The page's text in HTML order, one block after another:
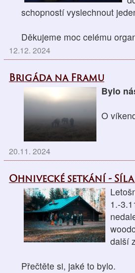
schopností vyslechnout
Děkujeme moc celému
12.12. 2024
Brigáda na Framu
Bylo
O
20.11. 2024
Ohnivecké setkání -
1.-
další
Přečtěte si, jaké to bylo.